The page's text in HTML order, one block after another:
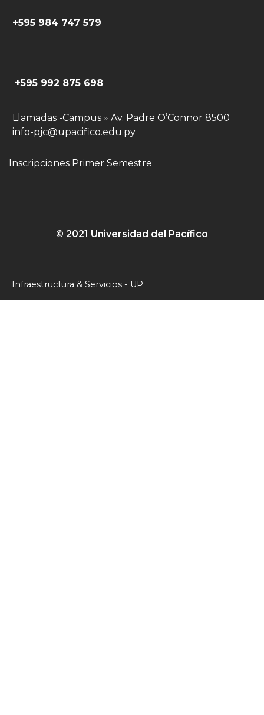
+595 984 747 579
+595 992 875 698
Llamadas -Campus » Av. Padre O’Connor 8500
info-pjc@upacifico.edu.py
Inscripciones Primer Semestre
© 2021 Universidad del Pacífico
Infraestructura & Servicios - UP